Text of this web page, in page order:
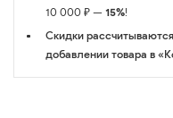
10 000 ₽ — 15%!
Скидки
добавлении товара в